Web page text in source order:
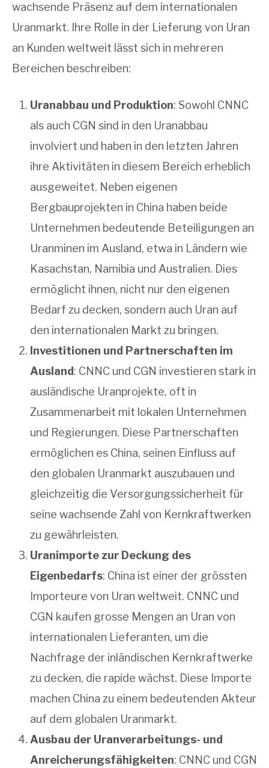
wachsende Präsenz auf dem internationalen
Uranmarkt. Ihre Rolle in der Lieferung von Uran
an Kunden weltweit lässt sich in mehreren
Bereichen beschreiben:
Uranabbau und Produktion: Sowohl CNNC
als auch CGN sind in den Uranabbau
involviert und haben in den letzten Jahren
ihre Aktivitäten in diesem Bereich erheblich
ausgeweitet. Neben eigenen
Bergbauprojekten in China haben beide
Unternehmen bedeutende Beteiligungen an
Uranminen im Ausland, etwa in Ländern wie
Kasachstan, Namibia und Australien. Dies
ermöglicht ihnen, nicht nur den eigenen
Bedarf zu decken, sondern auch Uran auf
den internationalen Markt zu bringen.
Investitionen und Partnerschaften im
Ausland: CNNC und CGN investieren stark in
ausländische Uranprojekte, oft in
Zusammenarbeit mit lokalen Unternehmen
und Regierungen. Diese Partnerschaften
ermöglichen es China, seinen Einfluss auf
den globalen Uranmarkt auszubauen und
gleichzeitig die Versorgungssicherheit für
seine wachsende Zahl von Kernkraftwerken
zu gewährleisten.
Uranimporte zur Deckung des
Eigenbedarfs: China ist einer der grössten
Importeure von Uran weltweit. CNNC und
CGN kaufen grosse Mengen an Uran von
internationalen Lieferanten, um die
Nachfrage der inländischen Kernkraftwerke
zu decken, die rapide wächst. Diese Importe
machen China zu einem bedeutenden Akteur
auf dem globalen Uranmarkt.
Ausbau der Uranverarbeitungs- und
Anreicherungsfähigkeiten: CNNC und CGN